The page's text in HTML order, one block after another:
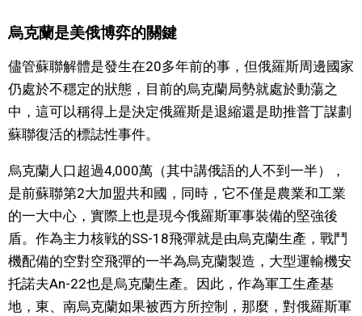
社會
財經
文化
生活
運動
娛樂
烏克蘭是美俄博弈的關鍵
儘管蘇聯解體是發生在20多年前的事，但俄羅斯周邊國家
仍處於不穩定的狀態，目前的烏克蘭局勢就處於動蕩之
中，這可以稱得上是決定俄羅斯是退縮還是助推普丁謀劃
蘇聯復活的標誌性事件。
烏克蘭人口超過4,000萬（其中講俄語的人不到一半），
是前蘇聯第2大加盟共和國，同時，它不僅是農業和工業
的一大中心，實際上也是現今俄羅斯軍事裝備的堅強後
盾。作為主力核戦的SS-18飛彈就是由烏克蘭生產，戰鬥
機配備的空對空飛彈的一半為烏克蘭製造，大型運輸機安
托諾夫An-22也是烏克蘭生產。因此，作為軍工生產基
地，東、南烏克蘭如果被西方所控制，那麼，對俄羅斯軍